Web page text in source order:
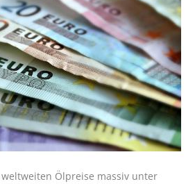
Ölpreise massiv unter